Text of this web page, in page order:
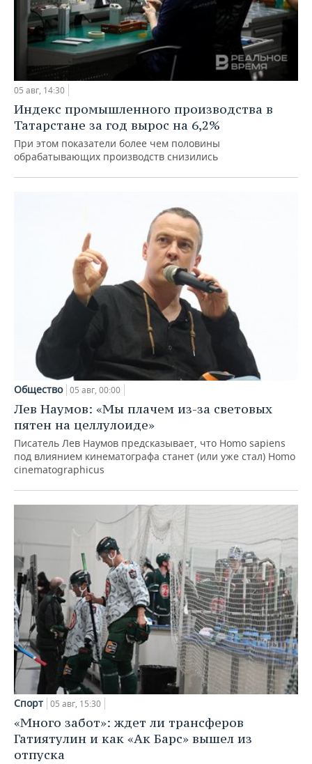
05 авг, 14:30
Индекс промышленного производства в
Татарстане за год вырос на 6,2%
При этом показатели более чем половины
обрабатывающих производств снизились
Общество 05 авг, 00:00
Лев Наумов: «Мы плачем из-за световых
пятен на целлулоиде»
Писатель Лев Наумов предсказывает, что Homo sapiens
под влиянием кинематографа станет (или уже стал) Homo
cinematographicus
Спорт 05 авг, 15:30
«Много забот»: ждет ли трансферов
Гатиятулин и как «Ак Барс» вышел из
отпуска